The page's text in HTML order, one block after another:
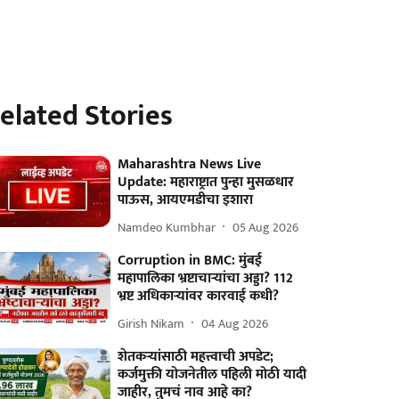
Stories
Maharashtra News Live
Update: महाराष्ट्रात पुन्हा मुसळधार
पाऊस, आयएमडीचा इशारा
Namdeo Kumbhar 05 Aug 2026
Corruption in BMC: मुंबई
महापालिका भ्रष्टाचाऱ्यांचा अड्डा? 112
भ्रष्ट अधिकाऱ्यांवर कारवाई कधी?
Girish Nikam 04 Aug 2026
शेतकऱ्यांसाठी महत्त्वाची अपडेट;
कर्जमुक्ती योजनेतील पहिली मोठी यादी
जाहीर, तुमचं नाव आहे का?